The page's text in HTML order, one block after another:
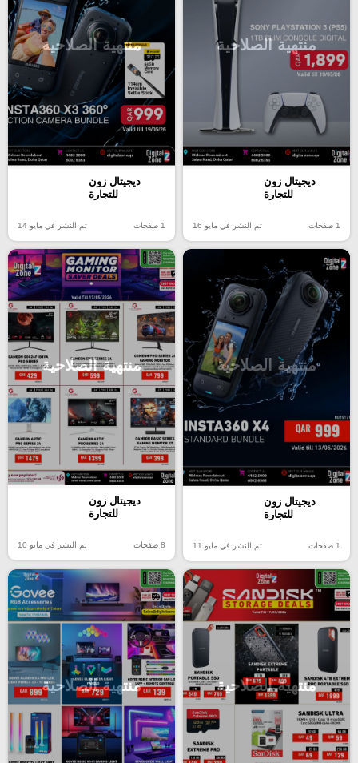
منتهية الصلاحية
ديجيتال زون
للتجارة
1 صفحات تم النشر في مايو 16
منتهية الصلاحية
ديجيتال زون
للتجارة
1 صفحات تم النشر في مايو 14
منتهية الصلاحية
ديجيتال زون
للتجارة
1 صفحات تم النشر في مايو 11
منتهية الصلاحية
ديجيتال زون
للتجارة
8 صفحات تم النشر في مايو 10
منتهية الصلاحية منتهية الصلاحية